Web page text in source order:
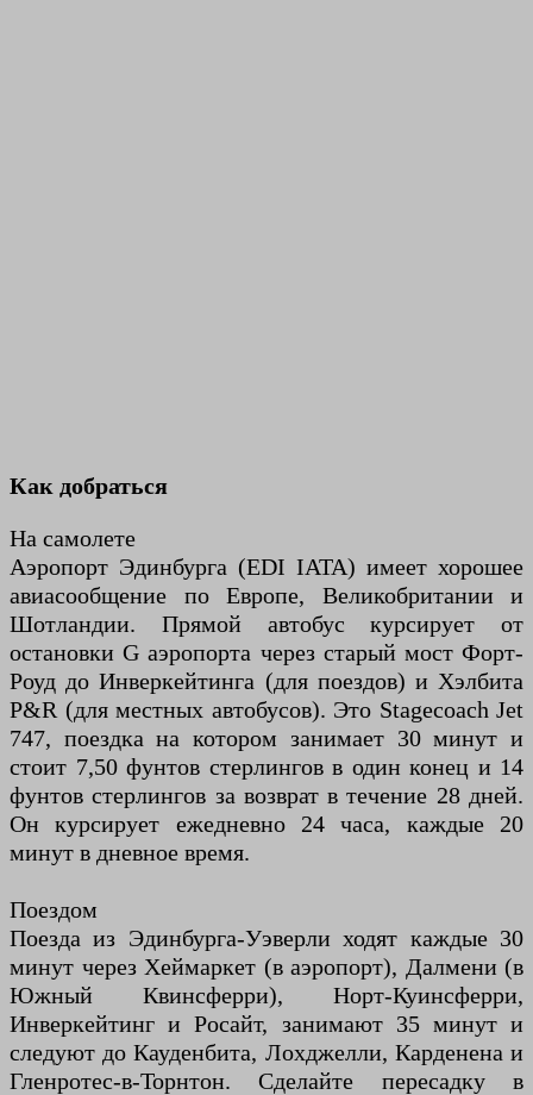
Как добраться
На самолете
Аэропорт Эдинбурга (EDI IATA) имеет хорошее
авиасообщение по Европе, Великобритании и
Шотландии. Прямой автобус курсирует от
остановки G аэропорта через старый мост Форт-
Роуд до Инверкейтинга (для поездов) и Хэлбита
P&R (для местных автобусов). Это Stagecoach Jet
747, поездка на котором занимает 30 минут и
стоит 7,50 фунтов стерлингов в один конец и 14
фунтов стерлингов за возврат в течение 28 дней.
Он курсирует ежедневно 24 часа, каждые 20
минут в дневное время.
Поездом
Поезда из Эдинбурга-Уэверли ходят каждые 30
минут через Хеймаркет (в аэропорт), Далмени (в
Южный Квинсферри), Норт-Куинсферри,
Инверкейтинг и Росайт, занимают 35 минут и
следуют до Кауденбита, Лохджелли, Карденена и
Гленротес-в-Торнтон. Сделайте пересадку в